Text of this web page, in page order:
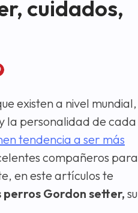
cuidados,
existen a nivel mundial,
la personalidad de cada
tendencia a ser más
compañeros para
en este artículos te
perros Gordon setter,su